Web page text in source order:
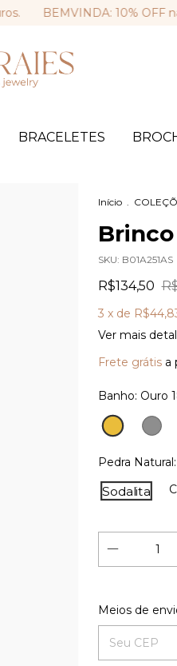
BEMVINDA: 10% OFF na sua
BRACELETES
Início .
SKU: B01A251AS
R$134,50
3 x de
Ver mais
Frete grátis a
Banho: Ouro
Ouro
18K
Prata
Pedra Natural:
Sodalita
Entregas para
Meios de